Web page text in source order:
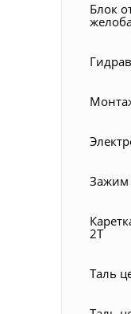
Блок
Зажим
2Т
Таль